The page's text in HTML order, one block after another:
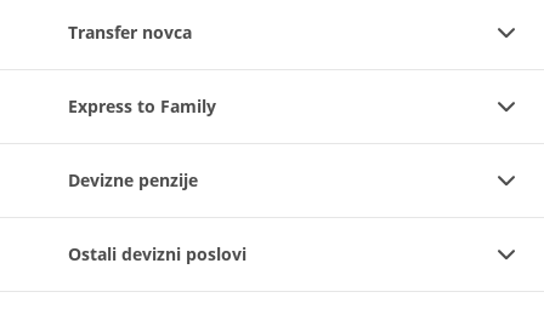
Transfer novca
Express to Family
Devizne penzije
Ostali devizni poslovi